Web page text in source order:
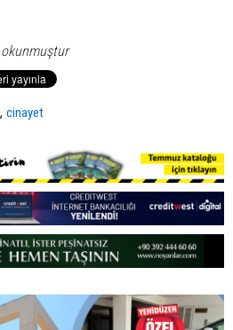
,cinayet